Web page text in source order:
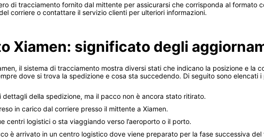
di tracciamento fornito dal mittente per assicurarsi che corrisponda al formato
corriere o contattare il servizio clienti per ulteriori informazioni.
Xiamen: significato degli
il sistema di tracciamento mostra diversi stati che indicano la posizione e la
dove si trova la spedizione e cosa sta succedendo. Di seguito sono elencati
dettagli della spedizione, ma il pacco non è ancora stato ritirato.
in carico dal corriere presso il mittente a Xiamen.
centri logistici o sta viaggiando verso l’aeroporto o il porto.
è arrivato in un centro logistico dove viene preparato per la fase successiva del